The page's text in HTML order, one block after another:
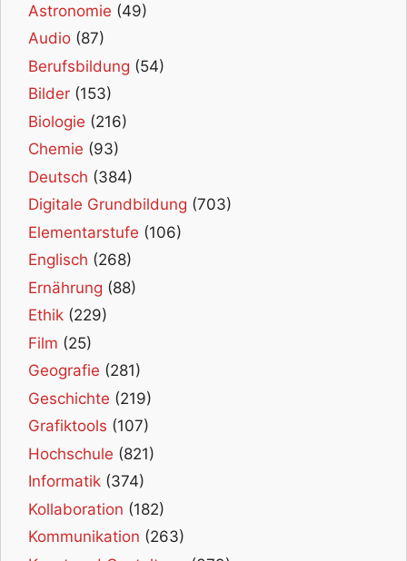
Astronomie (49)
Audio (87)
Berufsbildung (54)
Bilder (153)
Biologie (216)
Chemie (93)
Deutsch (384)
Digitale Grundbildung (703)
Elementarstufe (106)
Englisch (268)
Ernährung (88)
Ethik (229)
Film (25)
Geografie (281)
Geschichte (219)
Grafiktools (107)
Hochschule (821)
Informatik (374)
Kollaboration (182)
Kommunikation (263)